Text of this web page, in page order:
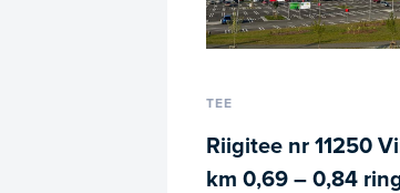
TEE
Riigitee nr 11250
km 0,69 – 0,84